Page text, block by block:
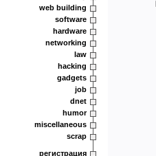
web building
software
hardware
networking
law
hacking
gadgets
job
dnet
humor
miscellaneous
scrap
регистрация